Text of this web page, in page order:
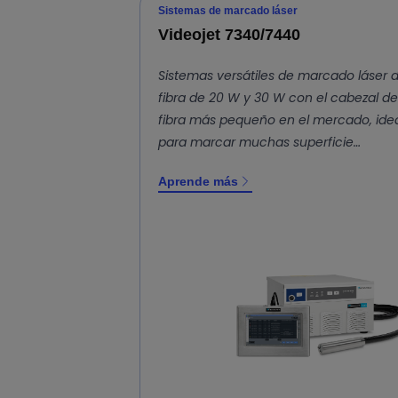
Sistemas de marcado láser
Videojet 7340/7440
Sistemas versátiles de marcado láser
fibra de 20 W y 30 W con el cabezal de
fibra más pequeño en el mercado,
para marcar muchas superficie…
Aprende más